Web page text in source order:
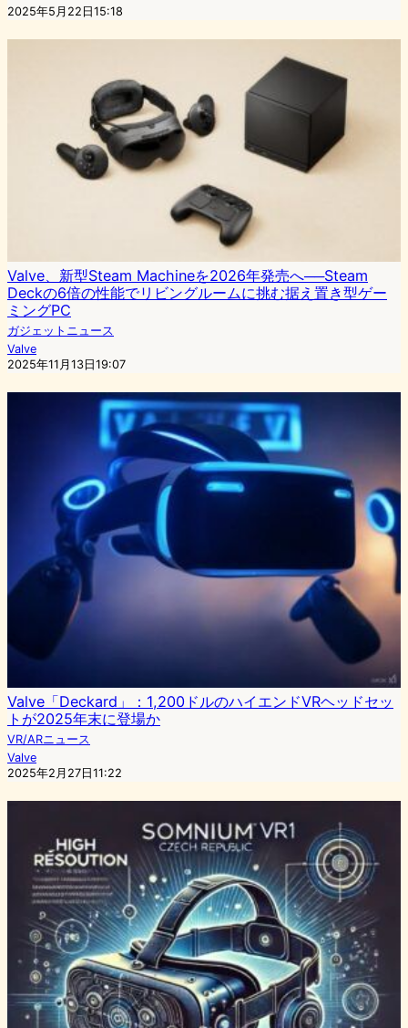
2025年5月22日15:18
Valve、新型Steam Machineを2026年発売へ──Steam
Deckの6倍の性能でリビングルームに挑む据え置き型ゲー
ミングPC
ガジェットニュース
Valve
2025年11月13日19:07
Valve「Deckard」：1,200ドルのハイエンドVRヘッドセッ
トが2025年末に登場か
VR/ARニュース
Valve
2025年2月27日11:22